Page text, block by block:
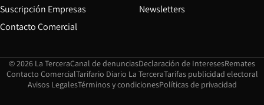
Suscripción Empresas
Contacto Comercial
Newsletters
© 2026 La TerceraCanal de denunciasOpens in new window
Declaración de InteresesOpens in
Remates
Contacto ComercialOpens in new window
Tarifario Diario La TerceraOpens in new window
Tarifas publicidad electoral
Avisos LegalesOpens in new window
Términos y condicionesPolíticas de privacidad